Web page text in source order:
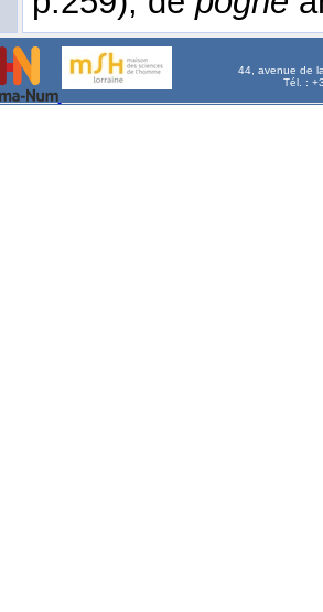
44, avenue de
Tél. :